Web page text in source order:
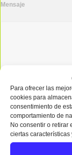
Para ofrecer las
cookies para
consentimiento de
comportamiento de
No consentir o retirar
ciertas características
Mensaje